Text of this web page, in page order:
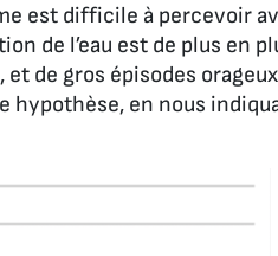
est difficile à percevoir
de l’eau est de plus en
de gros épisodes
hypothèse, en nous